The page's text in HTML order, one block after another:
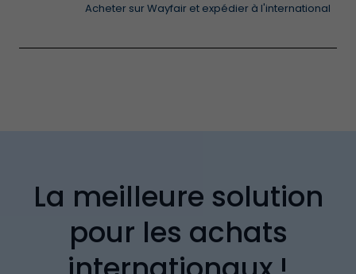
Acheter sur Wayfair et expédier à l'international
La meilleure solution
pour les achats